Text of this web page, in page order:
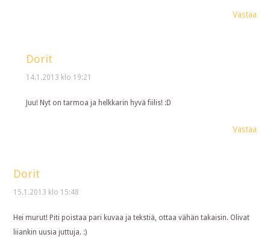
Vastaa
Dorit
14.1.2013 klo 19:21
Juu! Nyt on tarmoa ja helkkarin hyvä fiilis! :D
Vastaa
Dorit
15.1.2013 klo 15:48
Hei murut! Piti poistaa pari kuvaa ja tekstiä, ottaa vähän takaisin. Olivat
liiankin uusia juttuja. :)